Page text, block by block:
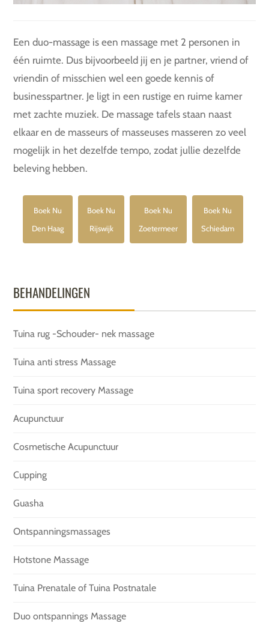
Een duo-massage is een massage met 2 personen in
één ruimte. Dus bijvoorbeeld jij en je partner, vriend of
vriendin of misschien wel een goede kennis of
businesspartner. Je ligt in een rustige en ruime kamer
met zachte muziek. De massage tafels staan naast
elkaar en de masseurs of masseuses masseren zo veel
mogelijk in het dezelfde tempo, zodat jullie dezelfde
beleving hebben.
Boek Nu
Den Haag
Boek Nu
Rijswijk
Boek Nu
Zoetermeer
Boek Nu
Schiedam
BEHANDELINGEN
Tuina rug -Schouder- nek massage
Tuina anti stress Massage
Tuina sport recovery Massage
Acupunctuur
Cosmetische Acupunctuur
Cupping
Guasha
Ontspanningsmassages
Hotstone Massage
Tuina Prenatale of Tuina Postnatale
Duo ontspannings Massage